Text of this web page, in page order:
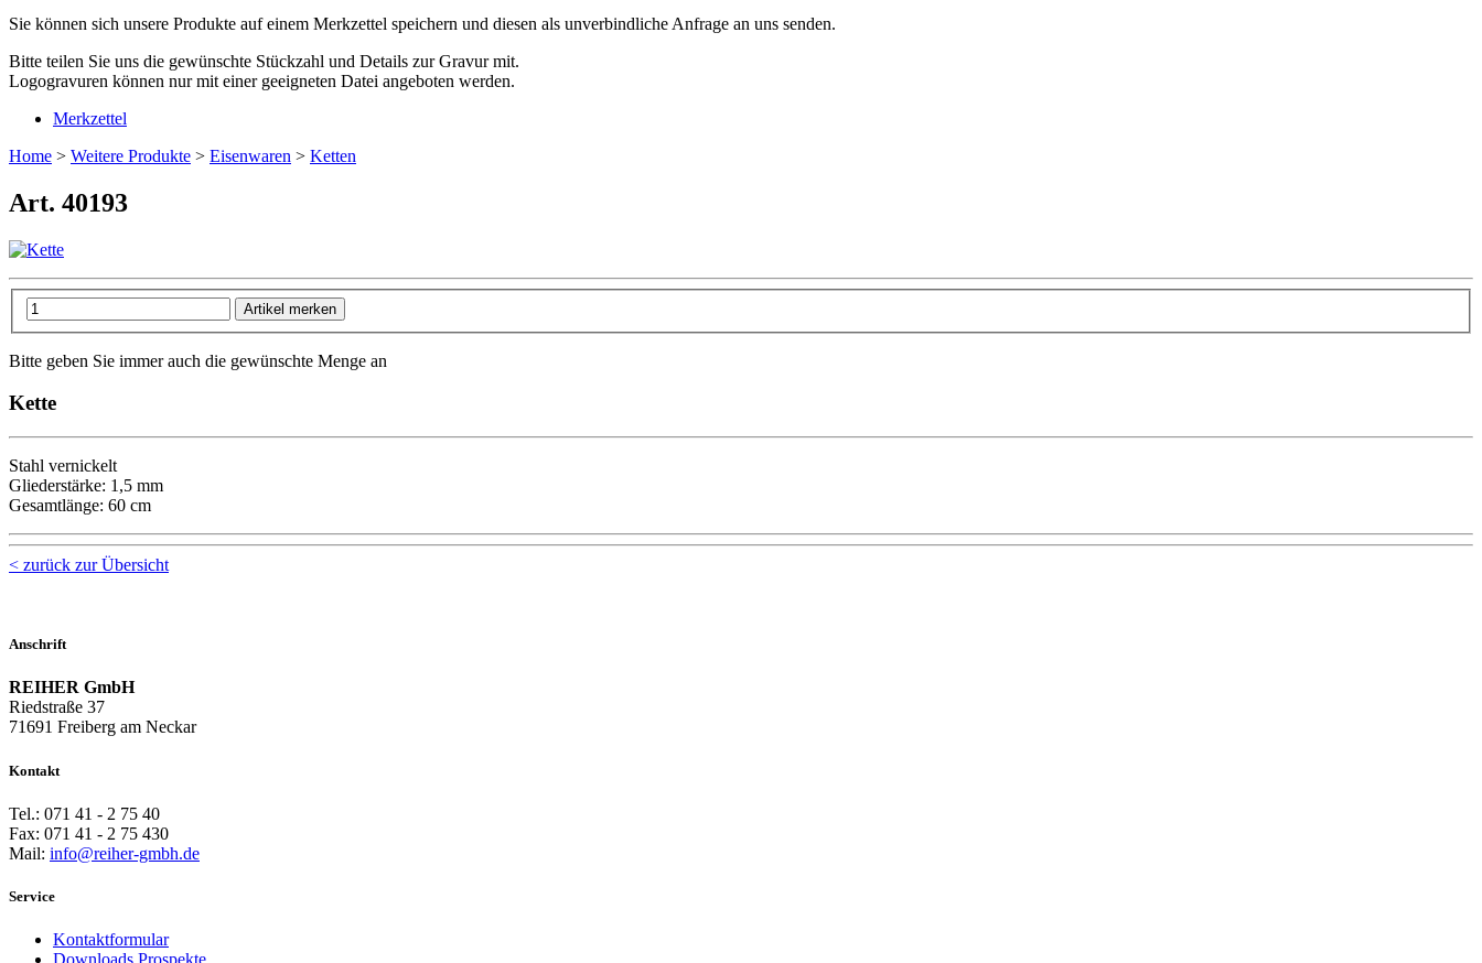
Sie können sich unsere Produkte auf einem Merkzettel speichern und diesen als unverbindliche Anfrage an uns senden.
Bitte teilen Sie uns die gewünschte Stückzahl und Details zur Gravur mit.
Logogravuren können nur mit einer geeigneten Datei angeboten werden.
Merkzettel
Home > Weitere Produkte > Eisenwaren > Ketten
Art. 40193
Bitte geben Sie immer auch die gewünschte Menge an
Kette
Stahl vernickelt
Gliederstärke: 1,5 mm
Gesamtlänge: 60 cm
< zurück zur Übersicht
Anschrift
REIHER GmbH
Riedstraße 37
71691 Freiberg am Neckar
Kontakt
Tel.: 071 41 - 2 75 40
Fax: 071 41 - 2 75 430
Mail: info@reiher-gmbh.de
Service
Kontaktformular
Downloads Prospekte